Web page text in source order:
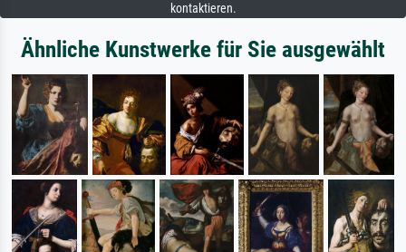
kontaktieren.
Ähnliche Kunstwerke für Sie ausgewählt